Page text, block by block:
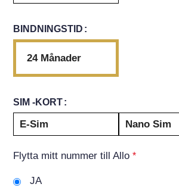
BINDNINGSTID
24 Månader
SIM -KORT
E-Sim Nano Sim
Flytta mitt nummer till Allo *
JA